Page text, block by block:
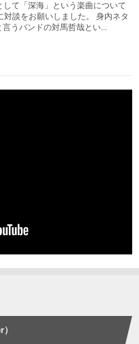
て「深海」という楽曲について
談をお願いしました。 身内ネタ
うバンドの対馬哲哉とい...